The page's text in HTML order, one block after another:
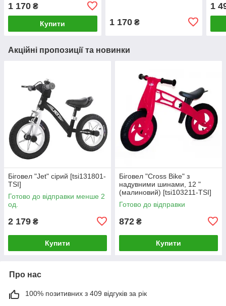
підсвічування, в коробці
[tsi298
1 170 ₴
Купити 1 170₴
1
Акційні пропозиції та новинки
Біговел "Jet" сірий [tsi131801-
TSI]
Готово до відправки менше 2
од.
2 179 ₴
Купити
Біговел "Cross Bike" з
надувними шинами, 12 "
(малиновий) [tsi103211-TSI]
Готово до відправки
872 ₴
Купити
Про нас
100% позитивних з 409 відгуків за рік